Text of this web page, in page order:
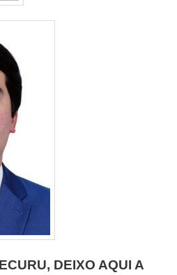
DEIXO AQUI A